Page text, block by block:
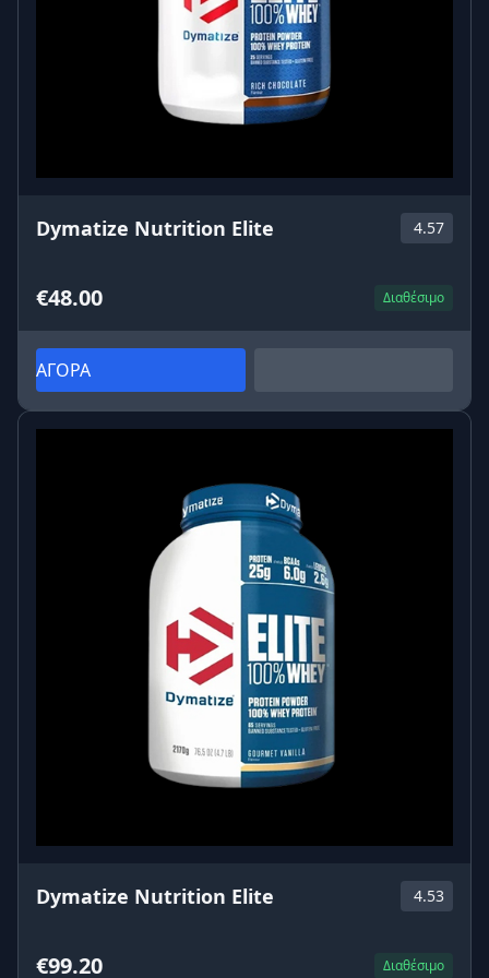
Dymatize Nutrition Elite 4.57
€48.00 Διαθέσιμο
ΑΓΟΡΑ
Dymatize Nutrition Elite 4.53
€99.20 Διαθέσιμο